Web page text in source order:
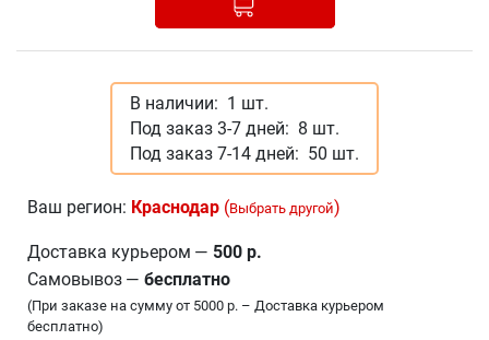
В наличии: 1 шт.
Под заказ 3-7 дней: 8 шт.
Под заказ 7-14 дней: 50 шт.
Ваш регион: Краснодар (Выбрать другой)
Доставка курьером — 500 р.
Самовывоз — бесплатно
(При заказе на сумму от 5000 р. – Доставка курьером
бесплатно)